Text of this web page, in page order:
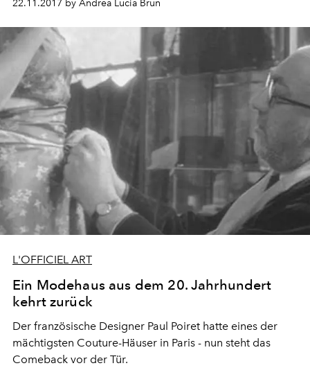
22.11.2017 by Andrea Lucia Brun
L'OFFICIEL ART
Ein Modehaus aus dem 20. Jahrhundert
kehrt zurück
Der französische Designer Paul Poiret hatte eines der
mächtigsten Couture-Häuser in Paris - nun steht das
Comeback vor der Tür.